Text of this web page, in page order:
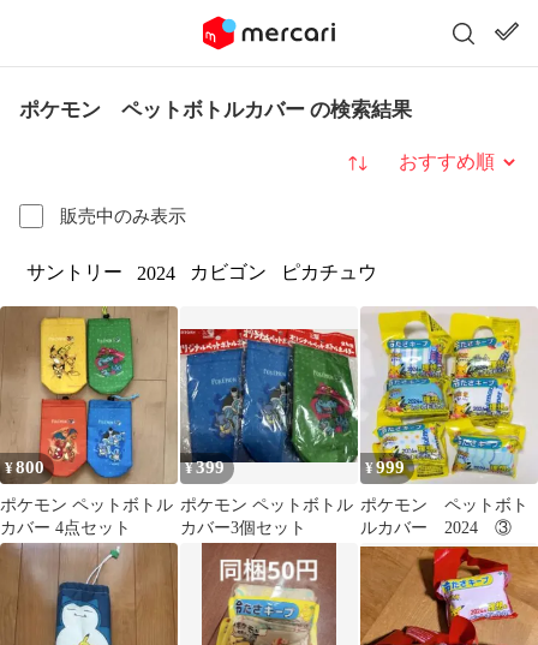
ポケモン ペットボトルカバー の検索結果
販売中のみ表示
並び替え
サントリー 2024 カビゴン ピカチュウ
¥800
ポケモン ペットボトル
カバー 4点セット
¥399
ポケモン ペットボトル
カバー3個セット
¥999
ポケモン ペットボト
ルカバー 2024 ③